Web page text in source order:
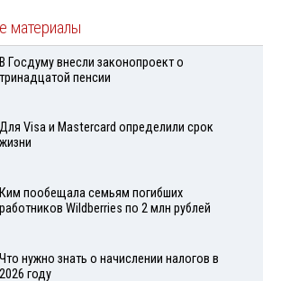
материалы
В Госдуму внесли законопроект о
тринадцатой пенсии
Для Visа и Mastercard определили срок
жизни
Ким пообещала семьям погибших
работников Wildberries по 2 млн рублей
Что нужно знать о начислении налогов в
2026 году